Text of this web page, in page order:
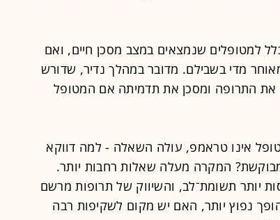
למטופלים שנמצאים במצב מסכן חיים, ואם
מדי בשבילם. מדובר במהלך נדיר, שדורש
התרופה ומסכן את תדמיתה אם המטופל
אינו טראמפ, עולה השאלה - למה דווקא
המקרה מעלה שאלות רחבות יותר.
יותר תשומת־לב, והשיווק של תרופות מרשם
נפוץ יותר, האם יש מקום לשקיפות רבה